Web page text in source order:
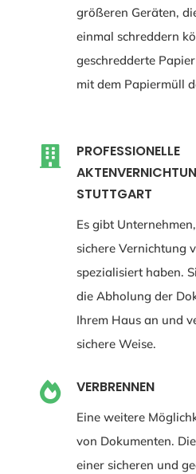
größeren Geräten,
einmal schreddern
geschredderte
mit dem Papiermüll

PROFESSIONELLE
STUTTGART
Es gibt
sichere Vernichtung
spezialisiert haben.
die Abholung der
Ihrem Haus an und
sichere Weise.
 VERBRENNEN
Eine weitere
von Dokumenten.
einer sicheren und